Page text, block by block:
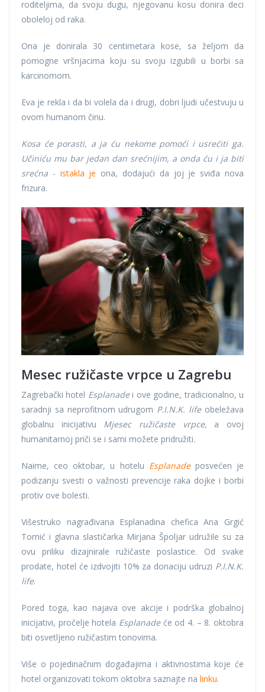
roditeljima, da svoju dugu, njegovanu kosu donira deci
oboleloj od raka.
Ona je donirala 30 centimetara kose, sa željom da
pomogne vršnjacima koju su svoju izgubili u borbi sa
karcinomom.
Eva je rekla i da bi volela da i drugi, dobri ljudi učestvuju u
ovom humanom činu.
Kosa će porasti, a ja ću nekome pomoći i usrećiti ga.
Učiniću mu bar jedan dan srećnijim, a onda ću i ja biti
srećna - istakla je ona, dodajući da joj je sviđa nova
frizura.
Mesec ružičaste vrpce u Zagrebu
Zagrebački hotel Esplanadei ove godine, tradicionalno, u
saradnji sa neprofitnom udrugom P.I.N.K. lifeobeležava
globalnu inicijativu Mjesec ružičaste vrpce, a ovoj
humanitarnoj priči se i sami možete pridružiti.
Naime, ceo oktobar, u hotelu Esplanadeposvećen je
podizanju svesti o važnosti prevencije raka dojke i borbi
protiv ove bolesti.
Višestruko nagrađivana Esplanadina chefica Ana Grgić
Tomić i glavna slastičarka Mirjana Špoljar udružile su za
ovu priliku dizajnirale ružičaste poslastice. Od svake
prodate, hotel će izdvojiti 10% za donaciju udruzi P.I.N.K.
life.
Pored toga, kao najava ove akcije i podrška globalnoj
inicijativi, pročelje hotela Esplanade će od 4. – 8. oktobra
biti osvetljeno ružičastim tonovima.
Više o pojedinačnim događajima i aktivnostima koje će
hotel organizovati tokom oktobra saznajte na linku.